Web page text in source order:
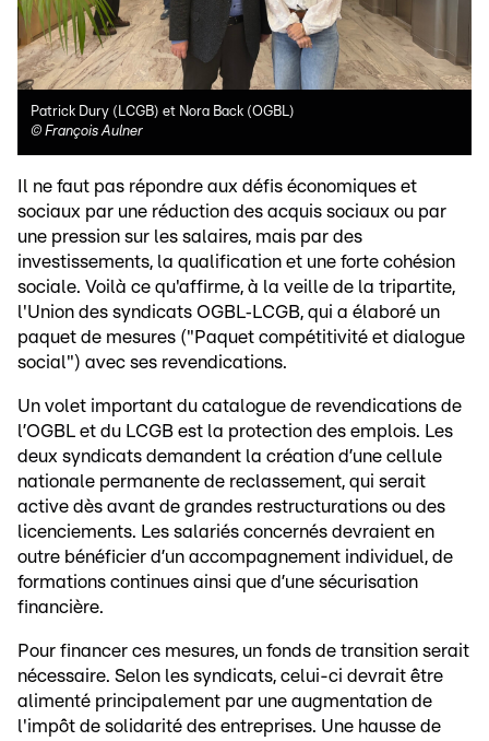
Patrick Dury (LCGB) et Nora Back (OGBL)
© François Aulner
Il ne faut pas répondre aux défis économiques et
sociaux par une réduction des acquis sociaux ou par
une pression sur les salaires, mais par des
investissements, la qualification et une forte cohésion
sociale. Voilà ce qu'affirme, à la veille de la tripartite,
l'Union des syndicats OGBL‑LCGB, qui a élaboré un
paquet de mesures ("Paquet compétitivité et dialogue
social") avec ses revendications.
Un volet important du catalogue de revendications de
l’OGBL et du LCGB est la protection des emplois. Les
deux syndicats demandent la création d’une cellule
nationale permanente de reclassement, qui serait
active dès avant de grandes restructurations ou des
licenciements. Les salariés concernés devraient en
outre bénéficier d’un accompagnement individuel, de
formations continues ainsi que d’une sécurisation
financière.
Pour financer ces mesures, un fonds de transition serait
nécessaire. Selon les syndicats, celui-ci devrait être
alimenté principalement par une augmentation de
l'impôt de solidarité des entreprises. Une hausse de